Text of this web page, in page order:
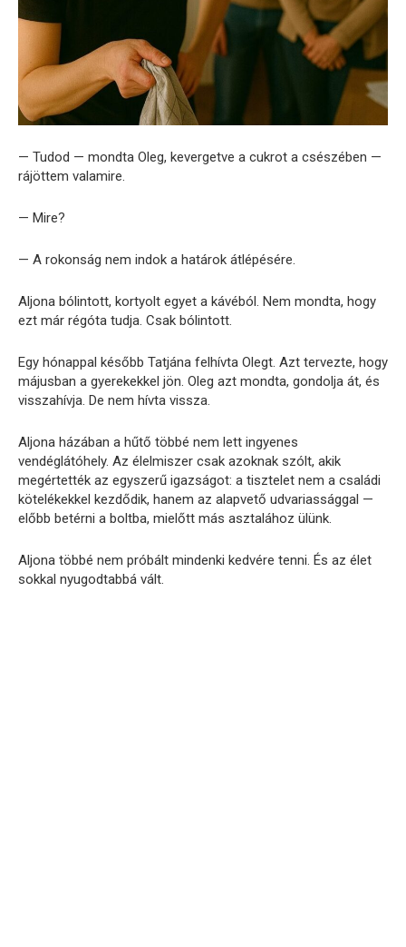
— Tudod — mondta Oleg, kevergetve a cukrot a csészében —
rájöttem valamire.
— Mire?
— A rokonság nem indok a határok átlépésére.
Aljona bólintott, kortyolt egyet a kávéból. Nem mondta, hogy
ezt már régóta tudja. Csak bólintott.
Egy hónappal később Tatjána felhívta Olegt. Azt tervezte, hogy
májusban a gyerekekkel jön. Oleg azt mondta, gondolja át, és
visszahívja. De nem hívta vissza.
Aljona házában a hűtő többé nem lett ingyenes
vendéglátóhely. Az élelmiszer csak azoknak szólt, akik
megértették az egyszerű igazságot: a tisztelet nem a családi
kötelékekkel kezdődik, hanem az alapvető udvariassággal —
előbb betérni a boltba, mielőtt más asztalához ülünk.
Aljona többé nem próbált mindenki kedvére tenni. És az élet
sokkal nyugodtabbá vált.